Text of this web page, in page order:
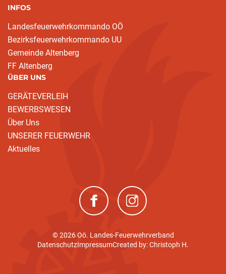
INFOS
Landesfeuerwehrkommando OÖ
Bezirksfeuerwehrkommando UU
Gemeinde Altenberg
FF Altenberg
ÜBER UNS
GERÄTEVERLEIH
BEWERBSWESEN
Über Uns
UNSERER FEUERWEHR
Aktuelles
(neues Fenster)(neues Fenster)
© 2026 Oö. Landes-Feuerwehrverband
DatenschutzImpressumCreated by: Christoph H.